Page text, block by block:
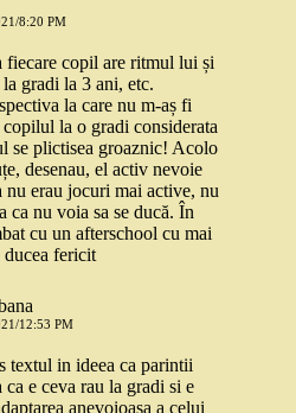
8:20 PM
fiecare copil are ritmul lui și
gradi la 3 ani, etc.
la care nu m-aș fi
la o gradi considerata
se plictisea groaznic! Acolo
desenau, el activ nevoie
nu erau jocuri mai active, nu
ca nu voia sa se ducă. În
cu un afterschool cu mai
fericit
12:53 PM
textul in ideea ca parintii
e ceva rau la gradi si e
anevoioasa a celui